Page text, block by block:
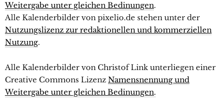
Weitergabe unter gleichen Bedinungen.
Alle Kalenderbilder von pixelio.de stehen unter der
Nutzungslizenz zur redaktionellen und kommerziellen
Nutzung.
Alle Kalenderbilder von Christof Link unterliegen einer
Creative Commons Lizenz Namensnennung und
Weitergabe unter gleichen Bedinungen.